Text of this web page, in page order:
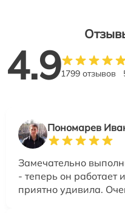
4.91799 отзывов
Пономарев
Замечательно
- теперь он работает
приятно удивила.